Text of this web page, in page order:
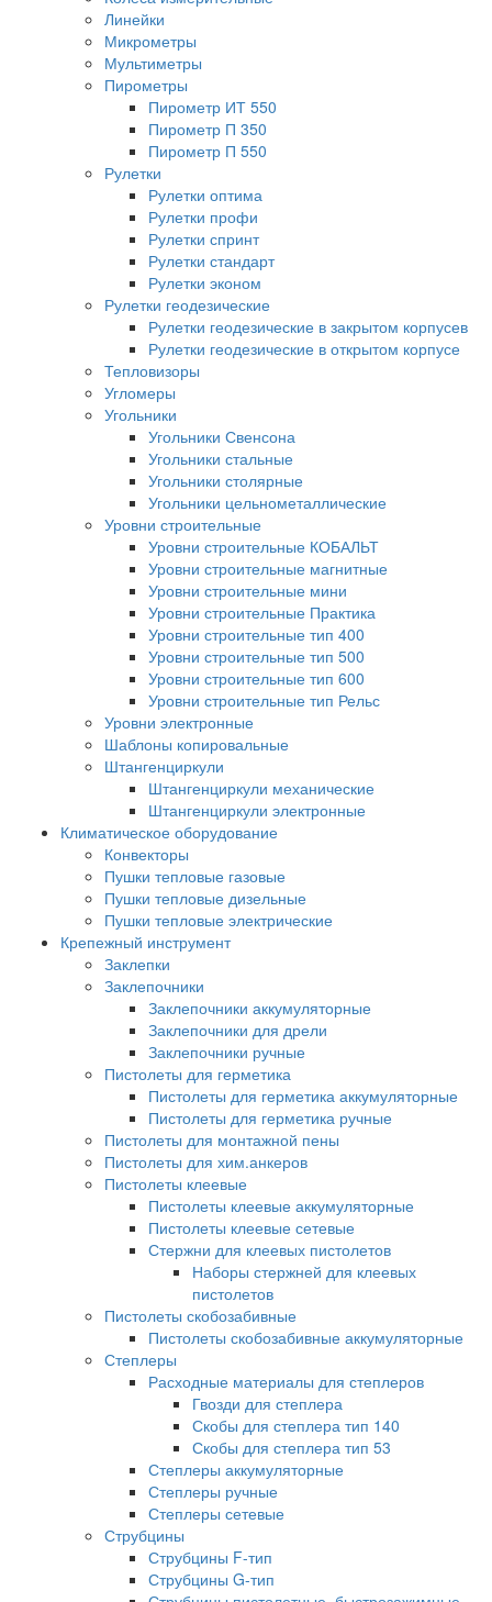
Линейки
Микрометры
Мультиметры
Пирометры
Пирометр ИТ 550
Пирометр П 350
Пирометр П 550
Рулетки
Рулетки оптима
Рулетки профи
Рулетки спринт
Рулетки стандарт
Рулетки эконом
Рулетки геодезические
Рулетки геодезические в закрытом корпусев
Рулетки геодезические в открытом корпусе
Тепловизоры
Угломеры
Угольники
Угольники Свенсона
Угольники стальные
Угольники столярные
Угольники цельнометаллические
Уровни строительные
Уровни строительные КОБАЛЬТ
Уровни строительные магнитные
Уровни строительные мини
Уровни строительные Практика
Уровни строительные тип 400
Уровни строительные тип 500
Уровни строительные тип 600
Уровни строительные тип Рельс
Уровни электронные
Шаблоны копировальные
Штангенциркули
Штангенциркули механические
Штангенциркули электронные
Климатическое оборудование
Конвекторы
Пушки тепловые газовые
Пушки тепловые дизельные
Пушки тепловые электрические
Крепежный инструмент
Заклепки
Заклепочники
Заклепочники аккумуляторные
Заклепочники для дрели
Заклепочники ручные
Пистолеты для герметика
Пистолеты для герметика аккумуляторные
Пистолеты для герметика ручные
Пистолеты для монтажной пены
Пистолеты для хим.анкеров
Пистолеты клеевые
Пистолеты клеевые аккумуляторные
Пистолеты клеевые сетевые
Стержни для клеевых пистолетов
Наборы стержней для клеевых
пистолетов
Пистолеты скобозабивные
Пистолеты скобозабивные аккумуляторные
Степлеры
Расходные материалы для степлеров
Гвозди для степлера
Скобы для степлера тип 140
Скобы для степлера тип 53
Степлеры аккумуляторные
Степлеры ручные
Степлеры сетевые
Струбцины
Струбцины F-тип
Струбцины G-тип